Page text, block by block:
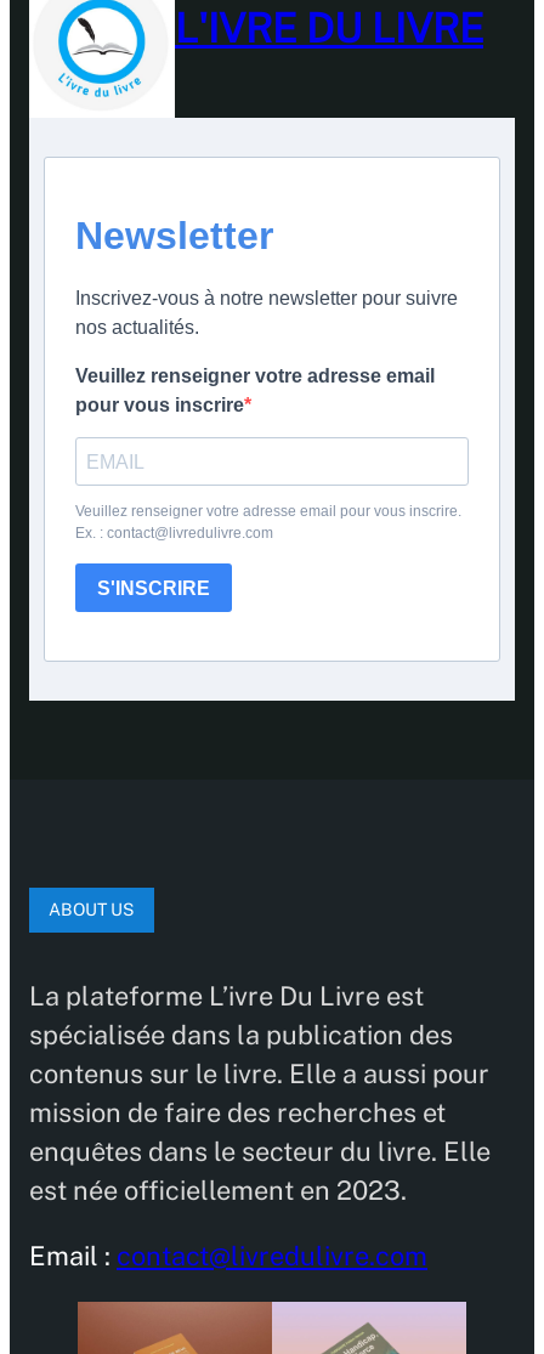
L'IVRE DU LIVRE
Newsletter
Inscrivez-vous à notre newsletter pour suivre
nos actualités.
Veuillez renseigner votre adresse email
pour vous inscrire
Veuillez renseigner votre adresse email pour vous inscrire.
Ex. : contact@livredulivre.com
S'INSCRIRE
ABOUT US
La plateforme L’ivre Du Livre est
spécialisée dans la publication des
contenus sur le livre. Elle a aussi pour
mission de faire des recherches et
enquêtes dans le secteur du livre. Elle
est née officiellement en 2023.
Email : contact@livredulivre.com